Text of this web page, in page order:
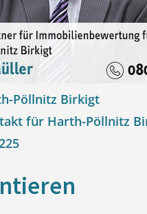
Pöllnitz Birkigt
für Harth-Pöllnitz